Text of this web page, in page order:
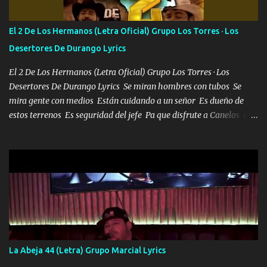
POR CLAVE ES EL CALI 4 EN LA CIUDAD TIJUANA Música Al
tirante andamos mi carnal atento a cualquier necesidad no porque
se ve limpio el camino nos confiamos al andar y nunca con la
misma piedra me vuelvo a tropezar Cuando ando de enamorado
en corto me tiró a per...
El 2 De Los Hermanos (Letra Oficial) Grupo Los Torres · Los
Desertores De Durango Lyrics
El 2 De Los Hermanos (Letra Oficial) Grupo Los Torres · Los
Desertores De Durango Lyrics Se miran hombres con tubos Se
mira gente con medios Están cuidando a un señor Es dueño de
estos terrenos Es seguridad del jefe Pa que disfrute a Canelos Es
ni tampoco las mujeres porque es platica de grandes por eso hay
que estar alegres doy las instrucciones para atender los deberes
Música Si es que salta algún problema de confianza tengo gente
ahí está el Hombre Cuarenta y también Pariente 7 arreglan
cualquier problema no más es cuestión que ordené NOS HACE
FALTA UN HERMANO DE CLAVE ERA EL 24 SIEMPRE FUE UN
HOMBRE VALIENTE POR ALGO M'URIÓ PELEAND0 SIEMPRE
La Abeja 44 (Letra) Grupo Marcial Lyrics